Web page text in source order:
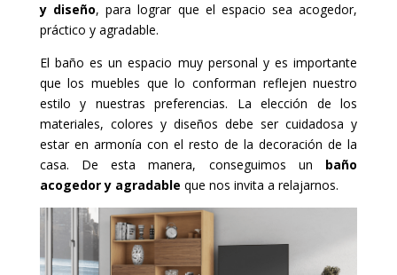
y diseño, para lograr que el espacio sea acogedor,
práctico y agradable.
El baño es un espacio muy personal y es importante
que los muebles que lo conforman reflejen nuestro
estilo y nuestras preferencias. La elección de los
materiales, colores y diseños debe ser cuidadosa y
estar en armonía con el resto de la decoración de la
casa. De esta manera, conseguimos un baño
acogedor y agradable que nos invita a relajarnos.